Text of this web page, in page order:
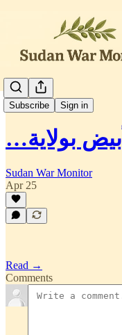
Subscribe Sign in العربية
بولاية…
Sudan War Monitor
Apr 25
Read →
Comments